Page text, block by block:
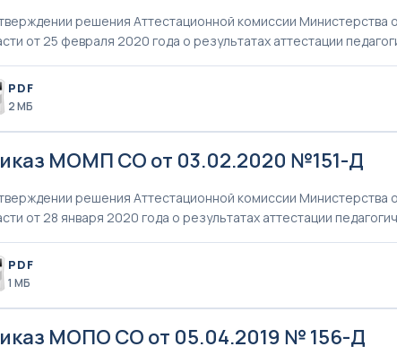
решения Аттестационной комиссии
от 25 февраля 2020 года о результатах аттестации
PDF
2 MБ
МОМП СО от 03.02.2020 №151-Д
решения Аттестационной комиссии
от 28 января 2020 года о результатах аттестации
PDF
1 MБ
МОПО СО от 05.04.2019 № 156-Д